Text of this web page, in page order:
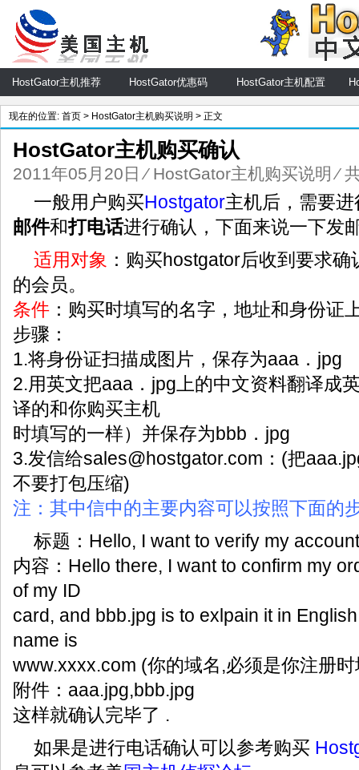
HostGator主机推荐 HostGator优惠码 HostGator主机配置
现在的位置: 首页 > HostGator主机购买说明 > 正文
HostGator主机购买确认
2011年05月20日 ⁄ HostGator主机购买说明 ⁄
一般用户购买Hostgator主机后，需要
邮件和打电话进行确认，下面来说一下发
适用对象 ：购买hostgator后收到要求
的会员。
条件 ：购买时填写的名字，地址和身份证
步骤：
1.将身份证扫描成图片，保存为aaa．jpg
2.用英文把aaa．jpg上的中文资料翻译成
译的和你购买主机
时填写的一样）并保存为bbb．jpg
3.发信给sales@hostgator.com ：(把
不要打包压缩)
注：其中信中的主要内容可以按照下面的
标题：Hello, I want to verify my
内容：Hello there, I want to confirm my
of my ID
card, and bbb.jpg is to exlpain it in
name is
www.xxxx.com (你的域名,必须是你注册
附件：aaa.jpg,bbb.jpg
这样就确认完毕了 .
如果是进行电话确认可以参考购买